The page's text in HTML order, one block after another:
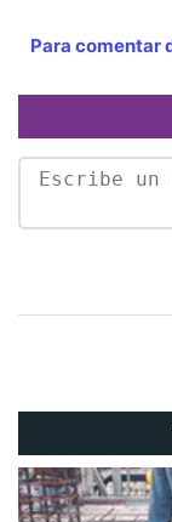
Para comentar